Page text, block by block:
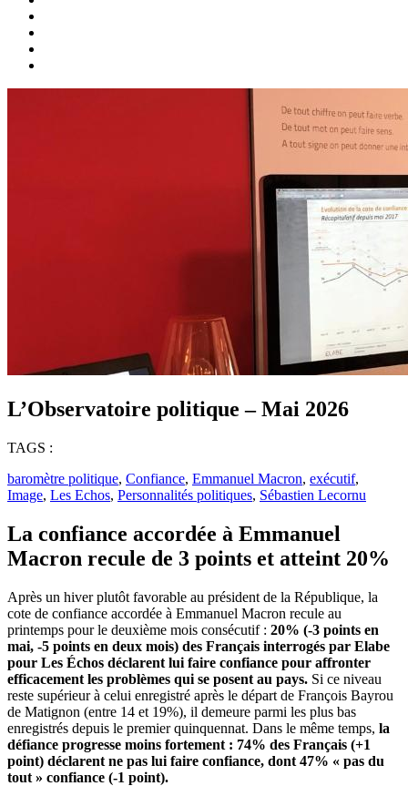
L’Observatoire politique – Mai 2026
TAGS :
baromètre politique, Confiance, Emmanuel Macron, exécutif,
Image, Les Echos, Personnalités politiques, Sébastien Lecornu
La confiance accordée à Emmanuel
Macron recule de 3 points et atteint 20%
Après un hiver plutôt favorable au président de la République, la
cote de confiance accordée à Emmanuel Macron recule au
printemps pour le deuxième mois consécutif : 20% (-3 points en
mai, -5 points en deux mois) des Français interrogés par Elabe
pour Les Échos déclarent lui faire confiance pour affronter
efficacement les problèmes qui se posent au pays. Si ce niveau
reste supérieur à celui enregistré après le départ de François Bayrou
de Matignon (entre 14 et 19%), il demeure parmi les plus bas
enregistrés depuis le premier quinquennat. Dans le même temps, la
défiance progresse moins fortement : 74% des Français (+1
point) déclarent ne pas lui faire confiance, dont 47% « pas du
tout » confiance (-1 point).